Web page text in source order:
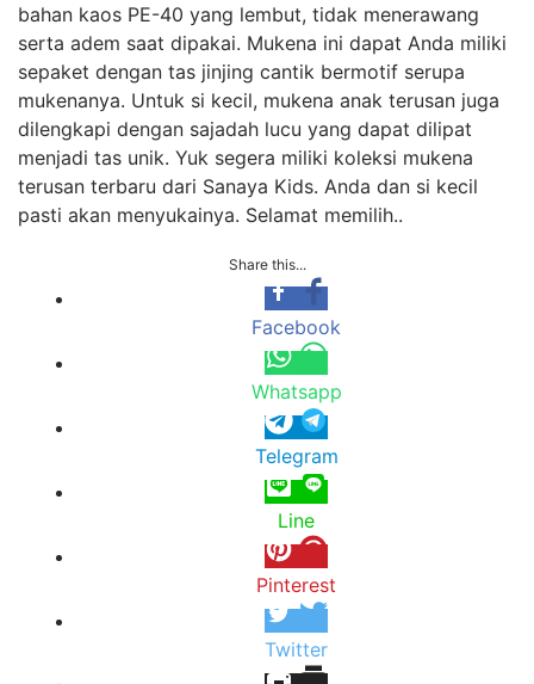
bahan kaos PE-40 yang lembut, tidak menerawang
serta adem saat dipakai. Mukena ini dapat Anda miliki
sepaket dengan tas jinjing cantik bermotif serupa
mukenanya. Untuk si kecil, mukena anak terusan juga
dilengkapi dengan sajadah lucu yang dapat dilipat
menjadi tas unik. Yuk segera miliki koleksi mukena
terusan terbaru dari Sanaya Kids. Anda dan si kecil
pasti akan menyukainya. Selamat memilih..
Share this...
Facebook
Whatsapp
Telegram
Line
Pinterest
Twitter